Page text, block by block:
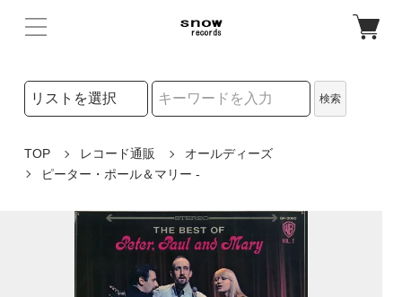
検索リストの選択
検索
TOP レコード通販
オールディーズ
ピーター・ポール＆マリー -